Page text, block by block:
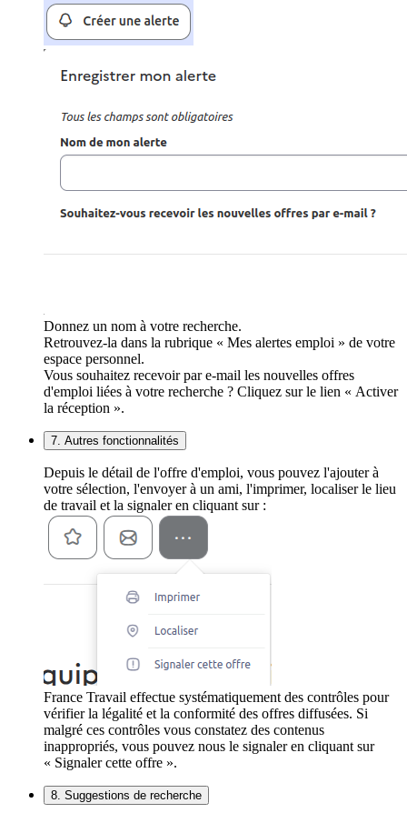
Donnez un nom à votre recherche.
Retrouvez-la dans la rubrique « Mes alertes emploi » de votre
espace personnel.
Vous souhaitez recevoir par e-mail les nouvelles offres
d'emploi liées à votre recherche ? Cliquez sur le lien « Activer
la réception ».
7. Autres fonctionnalités
Depuis le détail de l'offre d'emploi, vous pouvez l'ajouter à
votre sélection, l'envoyer à un ami, l'imprimer, localiser le lieu
de travail et la signaler en cliquant sur :
France Travail effectue systématiquement des contrôles pour
vérifier la légalité et la conformité des offres diffusées. Si
malgré ces contrôles vous constatez des contenus
inappropriés, vous pouvez nous le signaler en cliquant sur
« Signaler cette offre ».
8. Suggestions de recherche